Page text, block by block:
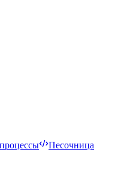
Песочница